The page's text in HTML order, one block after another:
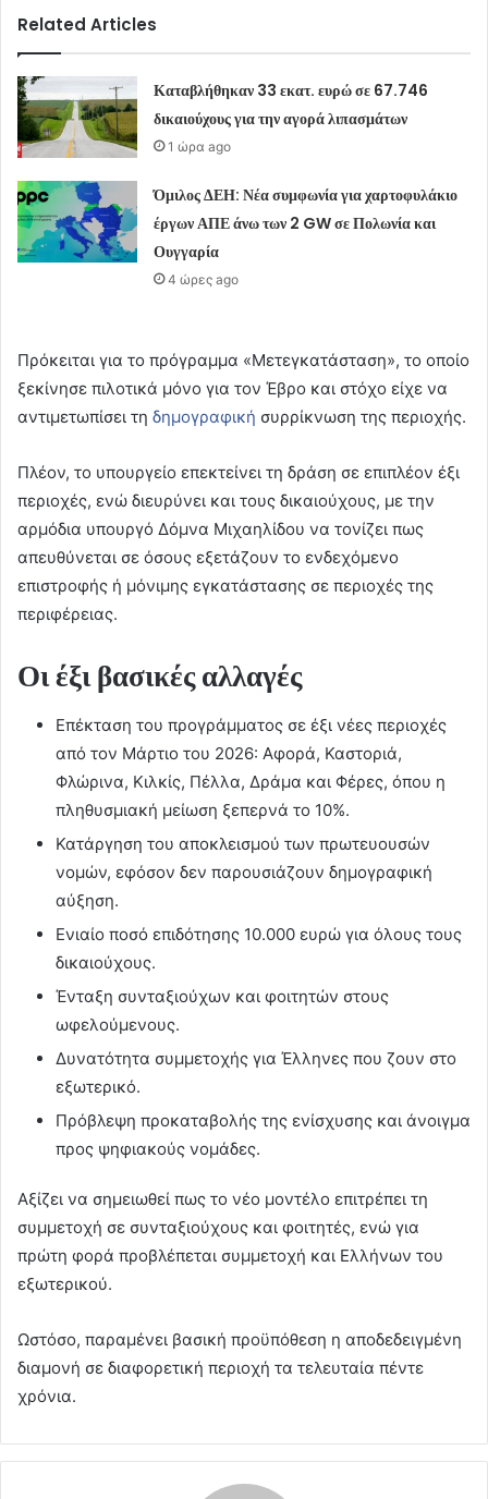
Related Articles
Καταβλήθηκαν 33 εκατ. ευρώ σε 67.746
δικαιούχους για την αγορά λιπασμάτων
1 ώρα ago
Όμιλος ΔΕΗ: Νέα συμφωνία για χαρτοφυλάκιο
έργων ΑΠΕ άνω των 2 GW σε Πολωνία και
Ουγγαρία
4 ώρες ago
Πρόκειται για το πρόγραμμα «Μετεγκατάσταση», το οποίο
ξεκίνησε πιλοτικά μόνο για τον Έβρο και στόχο είχε να
αντιμετωπίσει τη δημογραφική συρρίκνωση της περιοχής.
Πλέον, το υπουργείο επεκτείνει τη δράση σε επιπλέον έξι
περιοχές, ενώ διευρύνει και τους δικαιούχους, με την
αρμόδια υπουργό Δόμνα Μιχαηλίδου να τονίζει πως
απευθύνεται σε όσους εξετάζουν το ενδεχόμενο
επιστροφής ή μόνιμης εγκατάστασης σε περιοχές της
περιφέρειας.
Οι έξι βασικές αλλαγές
Επέκταση του προγράμματος σε έξι νέες περιοχές
από τον Μάρτιο του 2026: Αφορά, Καστοριά,
Φλώρινα, Κιλκίς, Πέλλα, Δράμα και Φέρες, όπου η
πληθυσμιακή μείωση ξεπερνά το 10%.
Κατάργηση του αποκλεισμού των πρωτευουσών
νομών, εφόσον δεν παρουσιάζουν δημογραφική
αύξηση.
Ενιαίο ποσό επιδότησης 10.000 ευρώ για όλους τους
δικαιούχους.
Ένταξη συνταξιούχων και φοιτητών στους
ωφελούμενους.
Δυνατότητα συμμετοχής για Έλληνες που ζουν στο
εξωτερικό.
Πρόβλεψη προκαταβολής της ενίσχυσης και άνοιγμα
προς ψηφιακούς νομάδες.
Αξίζει να σημειωθεί πως το νέο μοντέλο επιτρέπει τη
συμμετοχή σε συνταξιούχους και φοιτητές, ενώ για
πρώτη φορά προβλέπεται συμμετοχή και Ελλήνων του
εξωτερικού.
Ωστόσο, παραμένει βασική προϋπόθεση η αποδεδειγμένη
διαμονή σε διαφορετική περιοχή τα τελευταία πέντε
χρόνια.